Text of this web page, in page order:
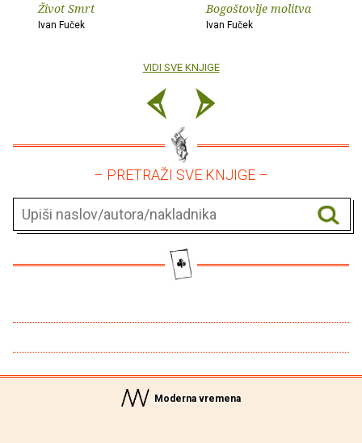
Život Smrt
Ivan Fuček
Bogoštovlje molitva
Ivan Fuček
VIDI SVE KNJIGE
– PRETRAŽI SVE KNJIGE –
Moderna vremena